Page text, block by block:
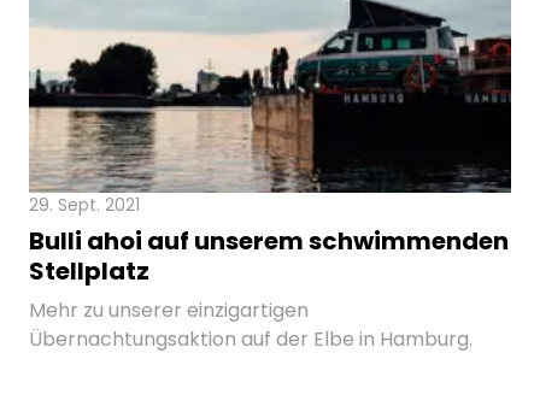
29. Sept. 2021
Bulli ahoi auf unserem schwimmenden
Stellplatz
Mehr zu unserer einzigartigen
Übernachtungsaktion auf der Elbe in Hamburg.